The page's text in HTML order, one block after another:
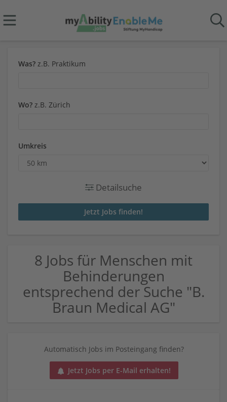
Was? z.B. Praktikum
Wo? z.B. Zürich
Umkreis
Detailsuche
8 Jobs für Menschen mit
Behinderungen
entsprechend der Suche "B.
Braun Medical AG"
Automatisch Jobs im Posteingang finden?
Jetzt Jobs per E-Mail erhalten!